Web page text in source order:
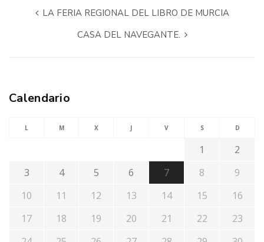
LA FERIA REGIONAL DEL LIBRO DE MURCIA
CASA DEL NAVEGANTE.
Calendario
L M X J V S D
1
2
3
4 5 6 7 8
9
10
11 12 13 14 15
16
17
18 19 20 21 22
23